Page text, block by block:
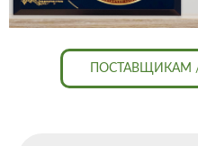
ПОСТАВЩИКАМ /